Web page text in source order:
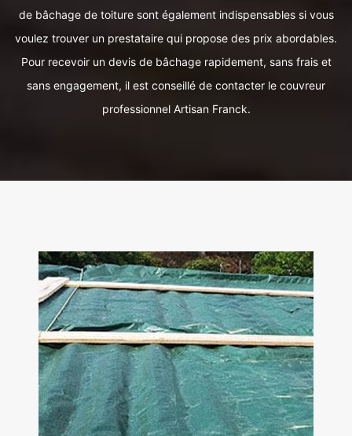
de bâchage de toiture sont également indispensables si vous
voulez trouver un prestataire qui propose des prix abordables.
Pour recevoir un devis de bâchage rapidement, sans frais et
sans engagement, il est conseillé de contacter le couvreur
professionnel Artisan Franck.